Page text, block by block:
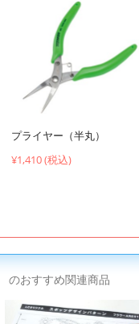
プライヤー（半丸）
¥1,410 (税込)
のおすすめ関連商品